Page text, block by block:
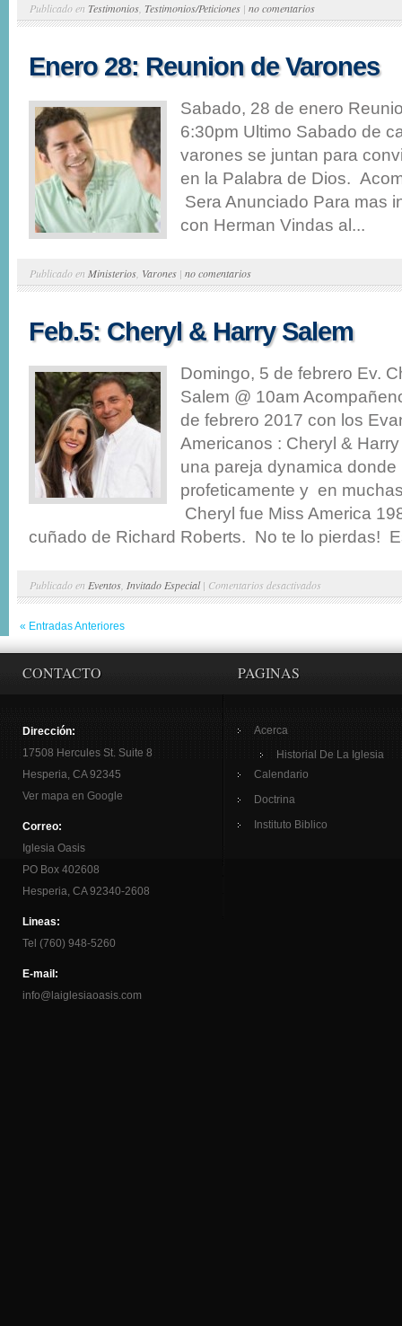
Publicado en Testimonios Testimonios/Peticiones | no comentarios
Enero 28: Reunion de Varones
Sabado, 28 de enero
6:30pm Ultimo Sabado de
varones se juntan para
en la Palabra de Dios.
Sera Anunciado Para mas
con Herman Vindas al...
Publicado en Ministerios Varones | no comentarios
Feb.5: Cheryl & Harry Salem
Domingo, 5 de febrero Ev.
Salem @ 10am
de febrero 2017 con los
Americanos : Cheryl &
una pareja dynamica donde
profeticamente y en
Cheryl fue Miss America
cuñado de Richard Roberts. No te lo pierdas!
Publicado en Eventos Invitado Especial| Comentarios desactivados
Feb.5:
&
« Entradas Anteriores
CONTACTO
Dirección:
17508 Hercules St. Suite 8
Hesperia, CA 92345
Ver mapa en Google
Correo:
Iglesia Oasis
PO Box 402608
Hesperia, CA 92340-2608
Lineas:
Tel (760) 948-5260
E-mail:
info@laiglesiaoasis.com
PAGINAS
Acerca
Historial De La Iglesia
Calendario
Doctrina
Instituto Biblico